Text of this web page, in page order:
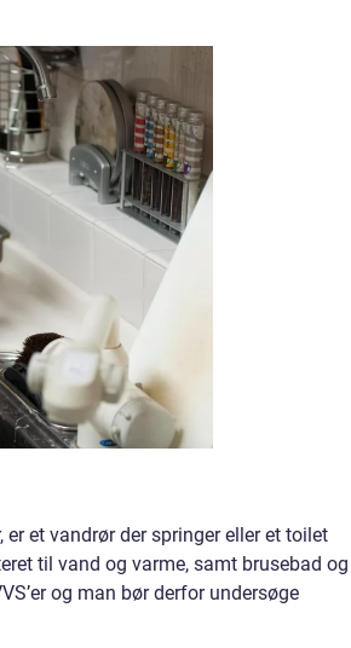
et vandrør der springer eller et toilet
til vand og varme, samt brusebad og
og man bør derfor undersøge